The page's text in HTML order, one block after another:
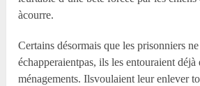
àcourre.
Certains désormais que les prisonniers
échapperaientpas, ils les entouraient déjà
ménagements. Ilsvoulaient leur enlever